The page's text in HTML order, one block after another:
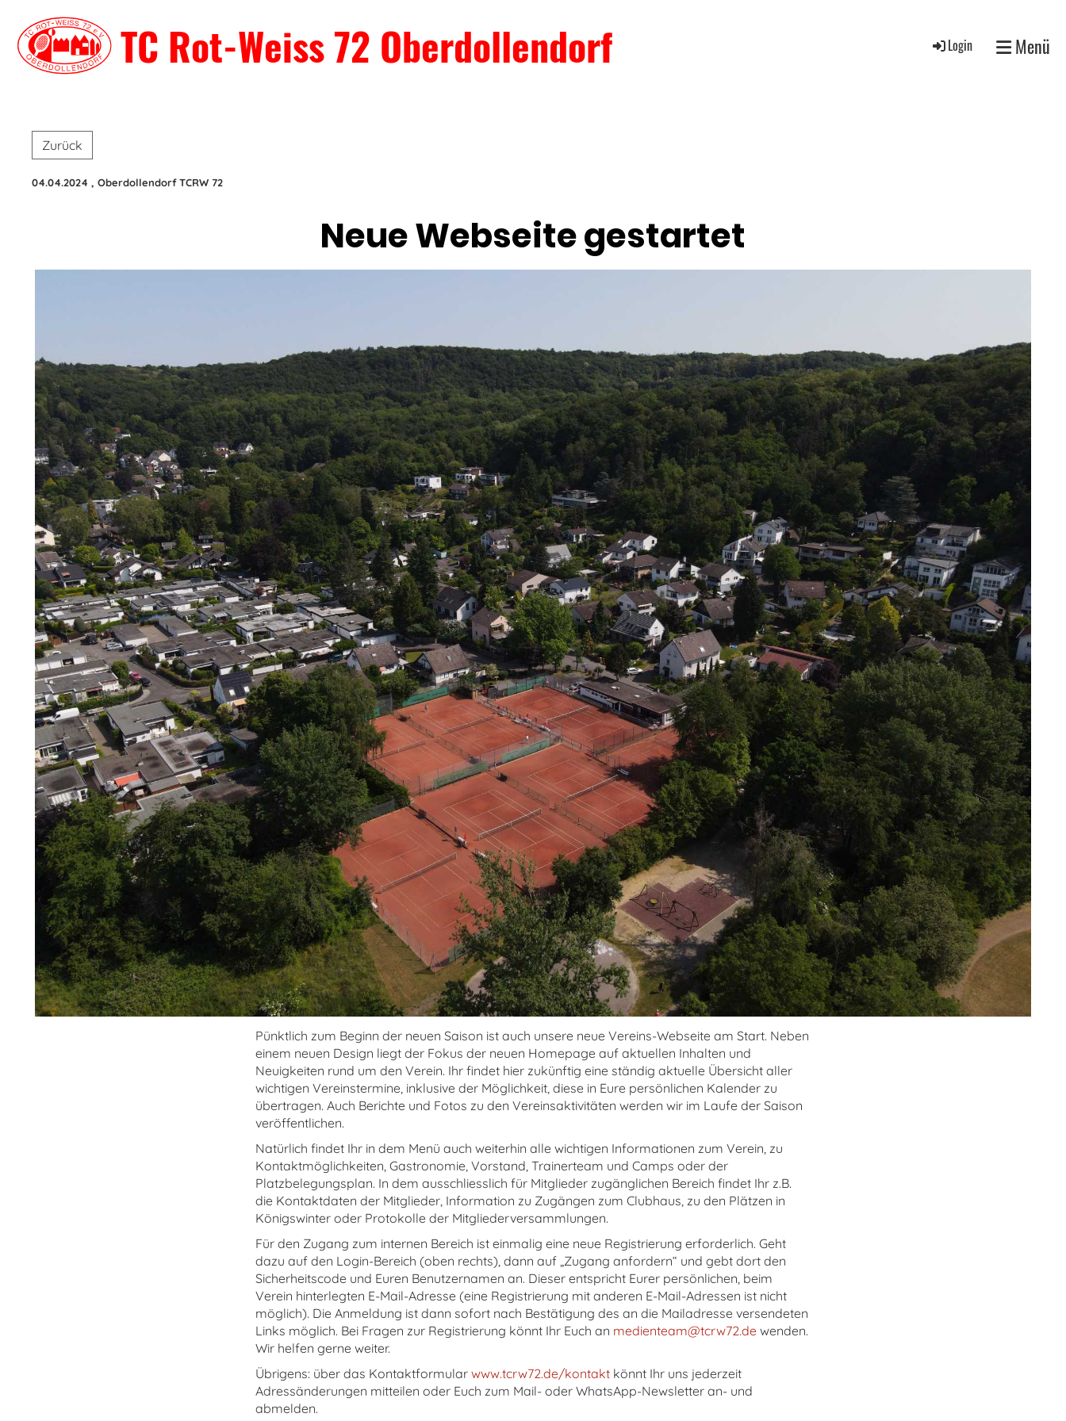
TC Rot-Weiss 72 Oberdollendorf Login Menü
Zurück
04.04.2024 , Oberdollendorf TCRW 72
Neue Webseite gestartet
Pünktlich zum Beginn der neuen Saison ist auch unsere neue Vereins-Webseite am Start. Neben
einem neuen Design liegt der Fokus der neuen Homepage auf aktuellen Inhalten und
Neuigkeiten rund um den Verein. Ihr findet hier zukünftig eine ständig aktuelle Übersicht aller
wichtigen Vereinstermine, inklusive der Möglichkeit, diese in Eure persönlichen Kalender zu
übertragen. Auch Berichte und Fotos zu den Vereinsaktivitäten werden wir im Laufe der Saison
veröffentlichen.
Natürlich findet Ihr in dem Menü auch weiterhin alle wichtigen Informationen zum Verein, zu
Kontaktmöglichkeiten, Gastronomie, Vorstand, Trainerteam und Camps oder der
Platzbelegungsplan. In dem ausschliesslich für Mitglieder zugänglichen Bereich findet Ihr z.B.
die Kontaktdaten der Mitglieder, Information zu Zugängen zum Clubhaus, zu den Plätzen in
Königswinter oder Protokolle der Mitgliederversammlungen.
Für den Zugang zum internen Bereich ist einmalig eine neue Registrierung erforderlich. Geht
dazu auf den Login-Bereich (oben rechts), dann auf „Zugang anfordern“ und gebt dort den
Sicherheitscode und Euren Benutzernamen an. Dieser entspricht Eurer persönlichen, beim
Verein hinterlegten E-Mail-Adresse (eine Registrierung mit anderen E-Mail-Adressen ist nicht
möglich). Die Anmeldung ist dann sofort nach Bestätigung des an die Mailadresse versendeten
Links möglich. Bei Fragen zur Registrierung könnt Ihr Euch an medienteam@tcrw72.de wenden.
Wir helfen gerne weiter.
Übrigens: über das Kontaktformular www.tcrw72.de/kontaktkönnt Ihr uns jederzeit
Adressänderungen mitteilen oder Euch zum Mail- oder WhatsApp-Newsletter an- und
abmelden.